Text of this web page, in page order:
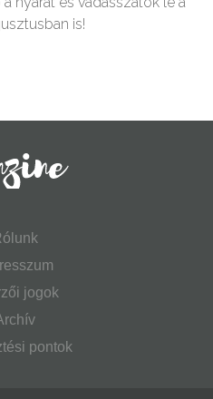
is!
jogok
pontok